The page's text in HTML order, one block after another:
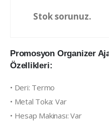
Stok sorunuz.
Promosyon Organizer
Özellikleri:
• Deri: Termo
• Metal Toka: Var
• Hesap Makinası: Var